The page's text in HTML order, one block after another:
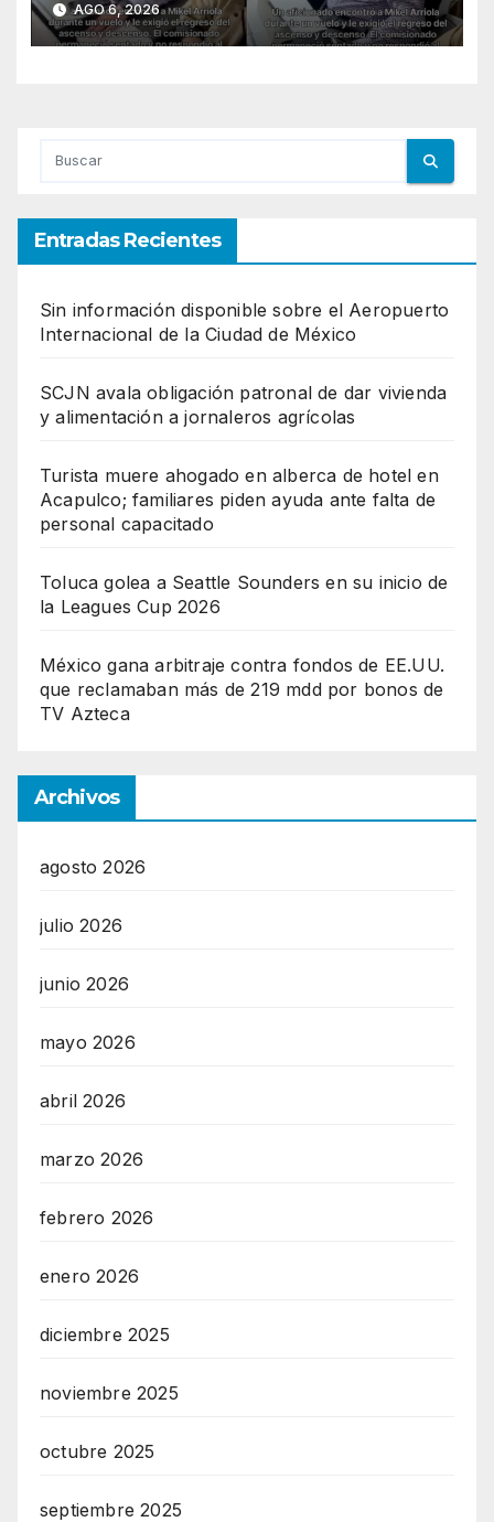
AGO 6, 2026
Entradas Recientes
Sin información disponible sobre el Aeropuerto
Internacional de la Ciudad de México
SCJN avala obligación patronal de dar vivienda
y alimentación a jornaleros agrícolas
Turista muere ahogado en alberca de hotel en
Acapulco; familiares piden ayuda ante falta de
personal capacitado
Toluca golea a Seattle Sounders en su inicio de
la Leagues Cup 2026
México gana arbitraje contra fondos de EE.UU.
que reclamaban más de 219 mdd por bonos de
TV Azteca
Archivos
agosto 2026
julio 2026
junio 2026
mayo 2026
abril 2026
marzo 2026
febrero 2026
enero 2026
diciembre 2025
noviembre 2025
octubre 2025
septiembre 2025